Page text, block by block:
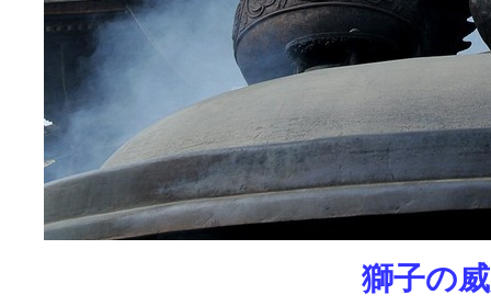
獅子の